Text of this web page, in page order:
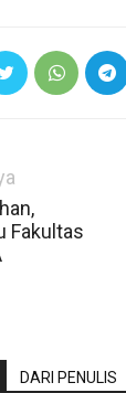
Fakultas
DARI PENULIS